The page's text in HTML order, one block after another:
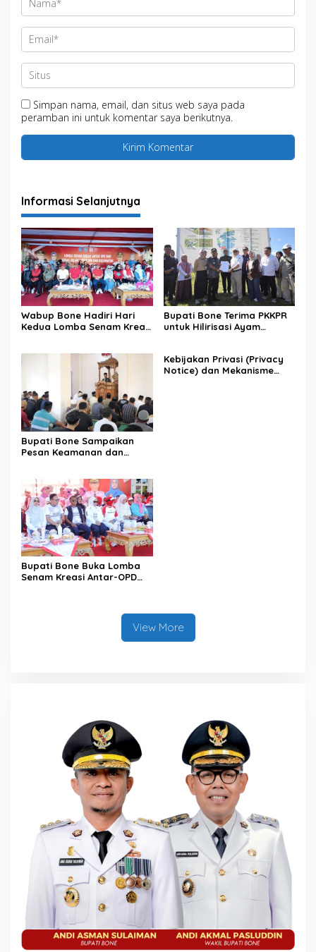
Simpan nama, email, dan situs web saya pada
peramban ini untuk komentar saya berikutnya.
Informasi Selanjutnya
Wabup Bone Hadiri Hari
Kedua Lomba Senam Kreasi
Bupati Bone Terima PKKPR
untuk Hilirisasi Ayam
Bupati Bone Sampaikan
Pesan Keamanan dan
Kebijakan Privasi (Privacy
Notice) dan Mekanisme
Bupati Bone Buka Lomba
Senam Kreasi Antar-OPD
View More